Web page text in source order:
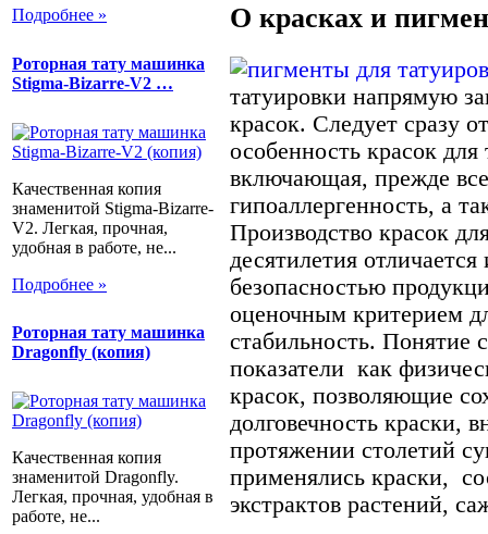
Подробнее »
Роторная тату машинка
Stigma-Bizarre-V2 …
Качественная копия
знаменитой Stigma-Bizarre-
V2. Легкая, прочная,
удобная в работе, не...
Подробнее »
Роторная тату машинка
Dragonfly (копия)
Качественная копия
знаменитой Dragonfly.
Легкая, прочная, удобная в
работе, не...
О красках и
татуировки напрямую
красок. Следует сразу
особенность красок для
включающая, прежде
гипоаллергенность, а
Производство красок
десятилетия
безопасностью
оценочным критерием
стабильность. Понятие
показатели как
красок, позволяющие
долговечность краски,
протяжении столетий
применялись краски,
экстрактов растений,